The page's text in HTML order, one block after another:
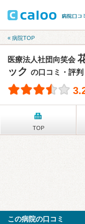
« 病院TOP
医療法人社団向笑会
ック の口コミ・評判
TOP
この病院の口コミ